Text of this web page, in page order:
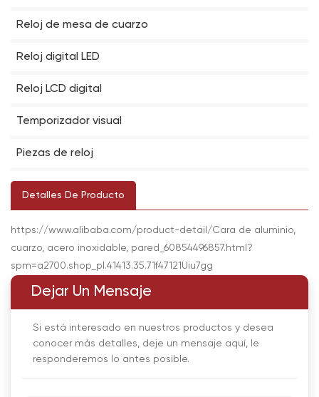
Reloj de mesa de cuarzo
Reloj digital LED
Reloj LCD digital
Temporizador visual
Piezas de reloj
Detalles De Producto
https://www.alibaba.com/product-detail/Cara de aluminio,
cuarzo, acero inoxidable, pared_60854496857.html?
spm=a2700.shop_pl.41413.35.71f47121Uiu7gg
Dejar Un Mensaje
Si está interesado en nuestros productos y desea
conocer más detalles, deje un mensaje aquí, le
responderemos lo antes posible.